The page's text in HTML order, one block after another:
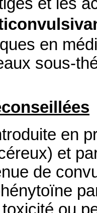
et les
en
sous-
en
et
de